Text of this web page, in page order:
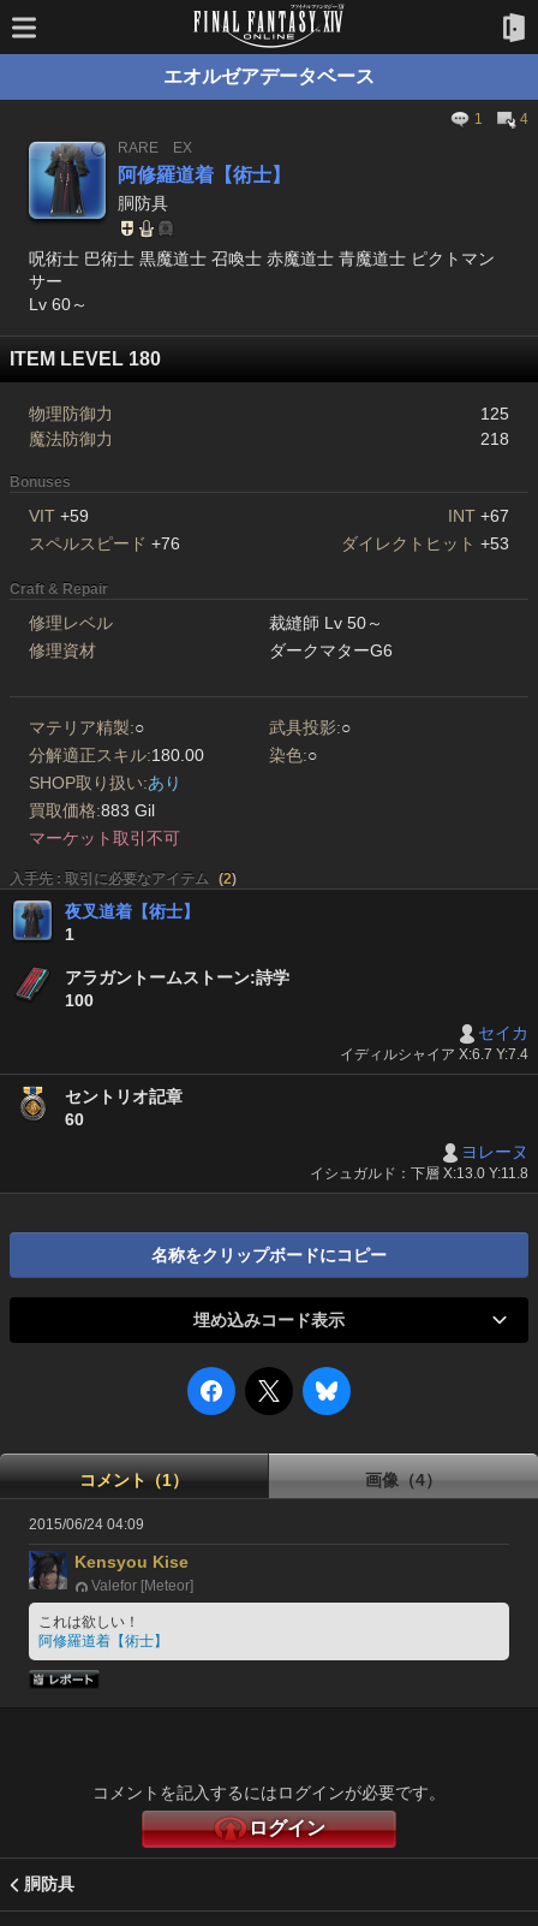
エオルゼアデータベース
1
4
RARE
EX
阿修羅道着【術士】
胴防具
呪術士 巴術士 黒魔道士 召喚士 赤魔道士 青魔道士 ピクトマン
サー
Lv 60～
ITEM LEVEL 180
物理防御力
125
魔法防御力
218
Bonuses
VIT +59 INT +67
スペルスピード +76 ダイレクトヒット +53
Craft & Repair
修理レベル
裁縫師 Lv 50～
修理資材
ダークマターG6
マテリア精製:○ 武具投影:○
分解適正スキル:180.00 染色:○
SHOP取り扱い:あり
買取価格:883 Gil
マーケット取引不可
入手先 : 取引に必要なアイテム (2)
夜叉道着【術士】
1
アラガントームストーン:詩学
100
セイカ
イディルシャイア X:6.7 Y:7.4
セントリオ記章
60
ヨレーヌ
イシュガルド：下層 X:13.0 Y:11.8
名称をクリップボードにコピー
埋め込みコード表示
コメント（1） 画像（4）
2015/06/24 04:09
Kensyou Kise
Valefor [Meteor]
これは欲しい！
阿修羅道着【術士】
コメントを記入するにはログインが必要です。
ログイン
胴防具